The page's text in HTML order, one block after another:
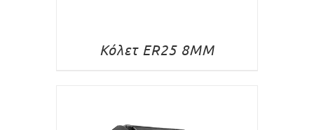
Κόλετ ER25 8MM